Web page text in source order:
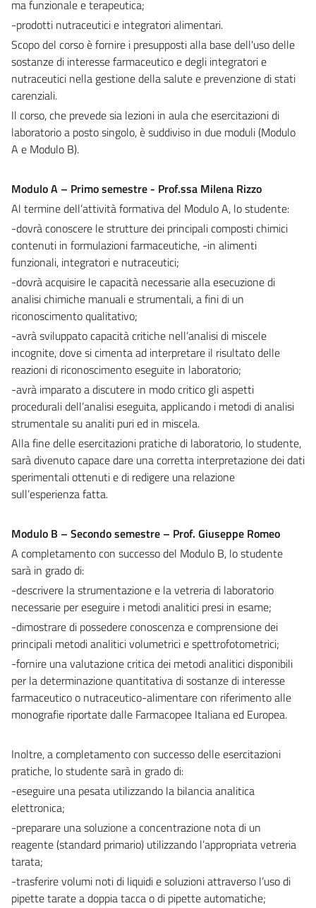
ma funzionale e terapeutica;
-prodotti nutraceutici e integratori alimentari.
Scopo del corso è fornire i presupposti alla base dell'uso delle
sostanze di interesse farmaceutico e degli integratori e
nutraceutici nella gestione della salute e prevenzione di stati
carenziali.
Il corso, che prevede sia lezioni in aula che esercitazioni di
laboratorio a posto singolo, è suddiviso in due moduli (Modulo
A e Modulo B).
Modulo A – Primo semestre - Prof.ssa Milena Rizzo
Al termine dell’attività formativa del Modulo A, lo studente:
-dovrà conoscere le strutture dei principali composti chimici
contenuti in formulazioni farmaceutiche, -in alimenti
funzionali, integratori e nutraceutici;
-dovrà acquisire le capacità necessarie alla esecuzione di
analisi chimiche manuali e strumentali, a fini di un
riconoscimento qualitativo;
-avrà sviluppato capacità critiche nell’analisi di miscele
incognite, dove si cimenta ad interpretare il risultato delle
reazioni di riconoscimento eseguite in laboratorio;
-avrà imparato a discutere in modo critico gli aspetti
procedurali dell’analisi eseguita, applicando i metodi di analisi
strumentale su analiti puri ed in miscela.
Alla fine delle esercitazioni pratiche di laboratorio, lo studente,
sarà divenuto capace dare una corretta interpretazione dei dati
sperimentali ottenuti e di redigere una relazione
sull’esperienza fatta.
Modulo B – Secondo semestre – Prof. Giuseppe Romeo
A completamento con successo del Modulo B, lo studente
sarà in grado di:
-descrivere la strumentazione e la vetreria di laboratorio
necessarie per eseguire i metodi analitici presi in esame;
-dimostrare di possedere conoscenza e comprensione dei
principali metodi analitici volumetrici e spettrofotometrici;
-fornire una valutazione critica dei metodi analitici disponibili
per la determinazione quantitativa di sostanze di interesse
farmaceutico o nutraceutico-alimentare con riferimento alle
monografie riportate dalle Farmacopee Italiana ed Europea.
Inoltre, a completamento con successo delle esercitazioni
pratiche, lo studente sarà in grado di:
-eseguire una pesata utilizzando la bilancia analitica
elettronica;
-preparare una soluzione a concentrazione nota di un
reagente (standard primario) utilizzando l’appropriata vetreria
tarata;
-trasferire volumi noti di liquidi e soluzioni attraverso l’uso di
pipette tarate a doppia tacca o di pipette automatiche;